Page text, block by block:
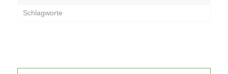
Schlagworte